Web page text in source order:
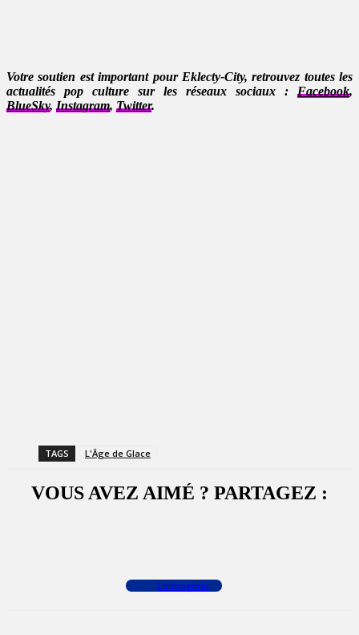
Votre soutien est important pour Eklecty-City, retrouvez toutes les
actualités pop culture sur les réseaux sociaux : Facebook,
BlueSky, Instagram, Twitter.
TAGS L'Âge de Glace
VOUS AVEZ AIMÉ ? PARTAGEZ :
Commenter